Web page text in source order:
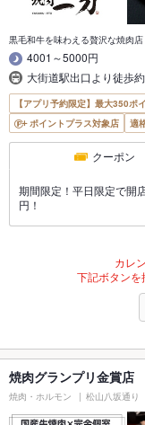
黒毛和牛を味わえる贅沢な焼肉店
4001～5000円
大街道駅出口より徒歩
【アプリ予約限定】最大350ポ
ポイントプラス対象店
適
クーポン
期間限定！平日限定で開
円！
カレ
下記ボタンを
焼肉グランプリ金賞
焼肉・ホルモン 松山八坂通り